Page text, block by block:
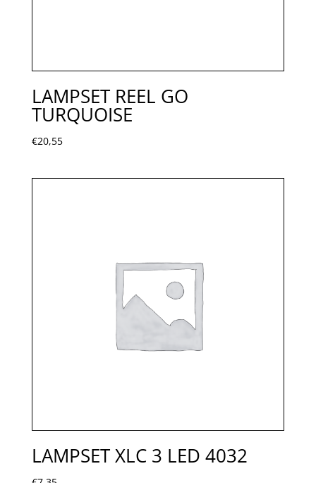
LAMPSET REEL GO
TURQUOISE
€20,55
LAMPSET XLC 3 LED 4032